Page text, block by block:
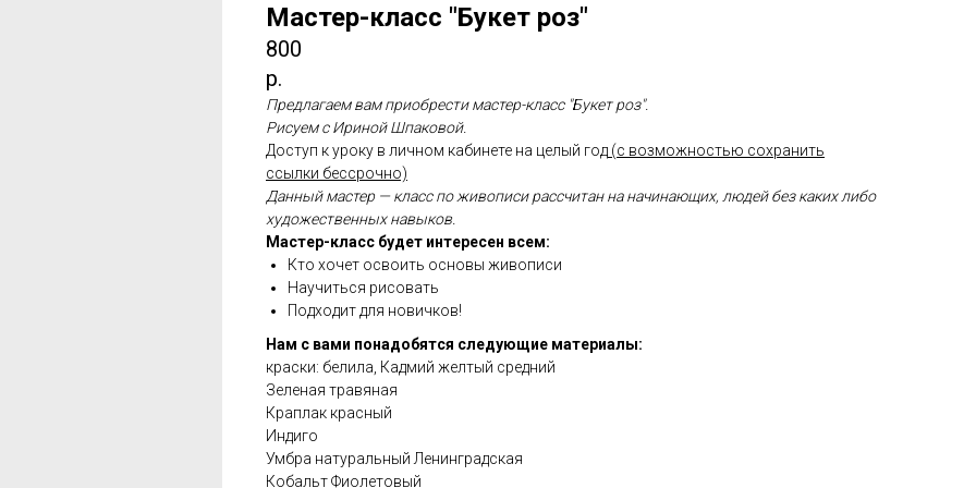
Мастер-класс "Букет роз"
800
р.
Предлагаем вам приобрести мастер-класс "Букет роз".
Рисуем с Ириной Шпаковой.
Доступ к уроку в личном кабинете на целый год (с возможностью сохранить
ссылки бессрочно)
Данный мастер — класс по живописи рассчитан на начинающих, людей без каких либо
художественных навыков.
Мастер-класс будет интересен всем:
Кто хочет освоить основы живописи
Научиться рисовать
Подходит для новичков!
Нам с вами понадобятся следующие материалы:
краски: белила, Кадмий желтый средний
Зеленая травяная
Краплак красный
Индиго
Умбра натуральный Ленинградская
Кобальт Фиолетовый